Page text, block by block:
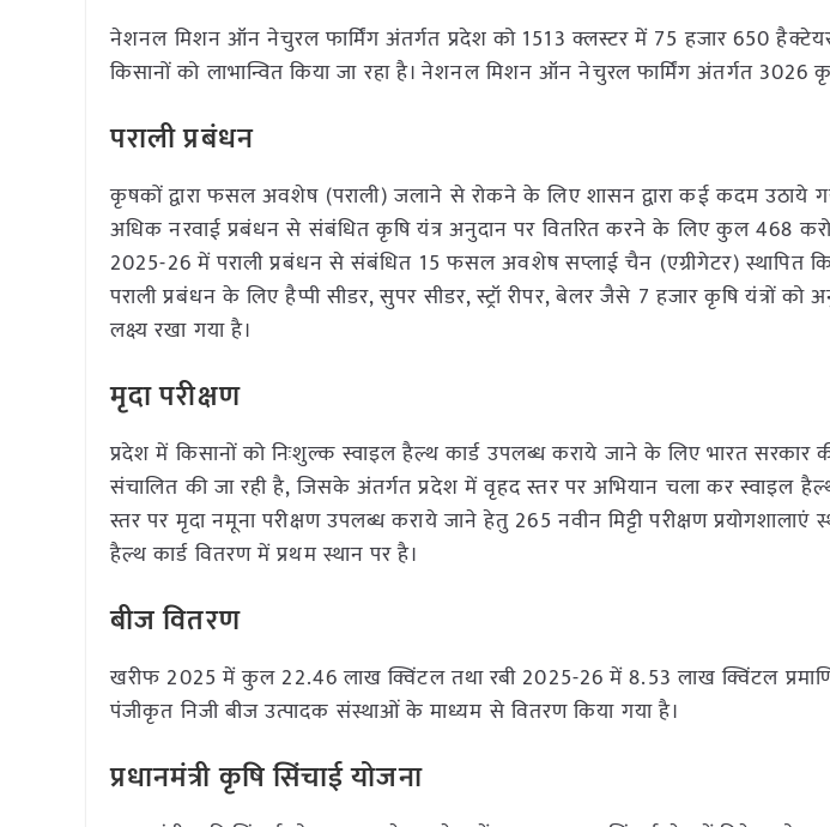
नेशनल मिशन ऑन नेचुरल फार्मिंग अंतर्गत प्रदेश को 1513 क्लस्टर में 75 हजार 650
किसानों को लाभान्वित किया जा रहा है। नेशनल मिशन ऑन नेचुरल फार्मिंग अंतर्गत 3026
पराली प्रबंधन
कृषकों द्वारा फसल अवशेष (पराली) जलाने से रोकने के लिए शासन द्वारा कई कदम उठाये
अधिक नरवाई प्रबंधन से संबंधित कृषि यंत्र अनुदान पर वितरित करने के लिए कुल 468
2025-26 में पराली प्रबंधन से संबंधित 15 फसल अवशेष सप्लाई चैन (एग्रीगेटर) स्थापित
पराली प्रबंधन के लिए हैप्पी सीडर, सुपर सीडर, स्ट्रॉ रीपर, बेलर जैसे 7 हजार कृषि यंत्रों
लक्ष्य रखा गया है।
मृदा परीक्षण
प्रदेश में किसानों को निःशुल्क स्वाइल हैल्थ कार्ड उपलब्ध कराये जाने के लिए भारत सरकार
संचालित की जा रही है, जिसके अंतर्गत प्रदेश में वृहद स्तर पर अभियान चला कर स्वाइल
स्तर पर मृदा नमूना परीक्षण उपलब्ध कराये जाने हेतु 265 नवीन मिट्टी परीक्षण
हैल्थ कार्ड वितरण में प्रथम स्थान पर है।
बीज वितरण
खरीफ 2025 में कुल 22.46 लाख क्विंटल तथा रबी 2025-26 में 8.53 लाख क्विंटल
पंजीकृत निजी बीज उत्पादक संस्थाओं के माध्यम से वितरण किया गया है।
प्रधानमंत्री कृषि सिंचाई योजना